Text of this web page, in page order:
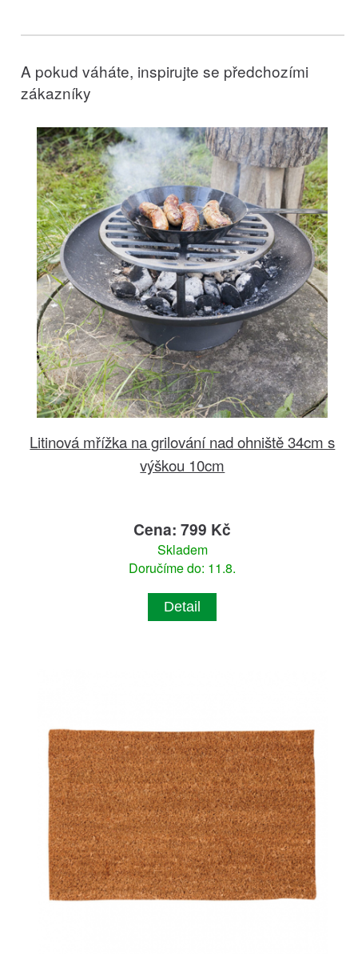
A pokud váháte, inspirujte se předchozími
zákazníky
Litinová mřížka na grilování nad ohniště 34cm s
výškou 10cm
Cena: 799 Kč
Skladem
Doručíme do: 11.8.
Detail